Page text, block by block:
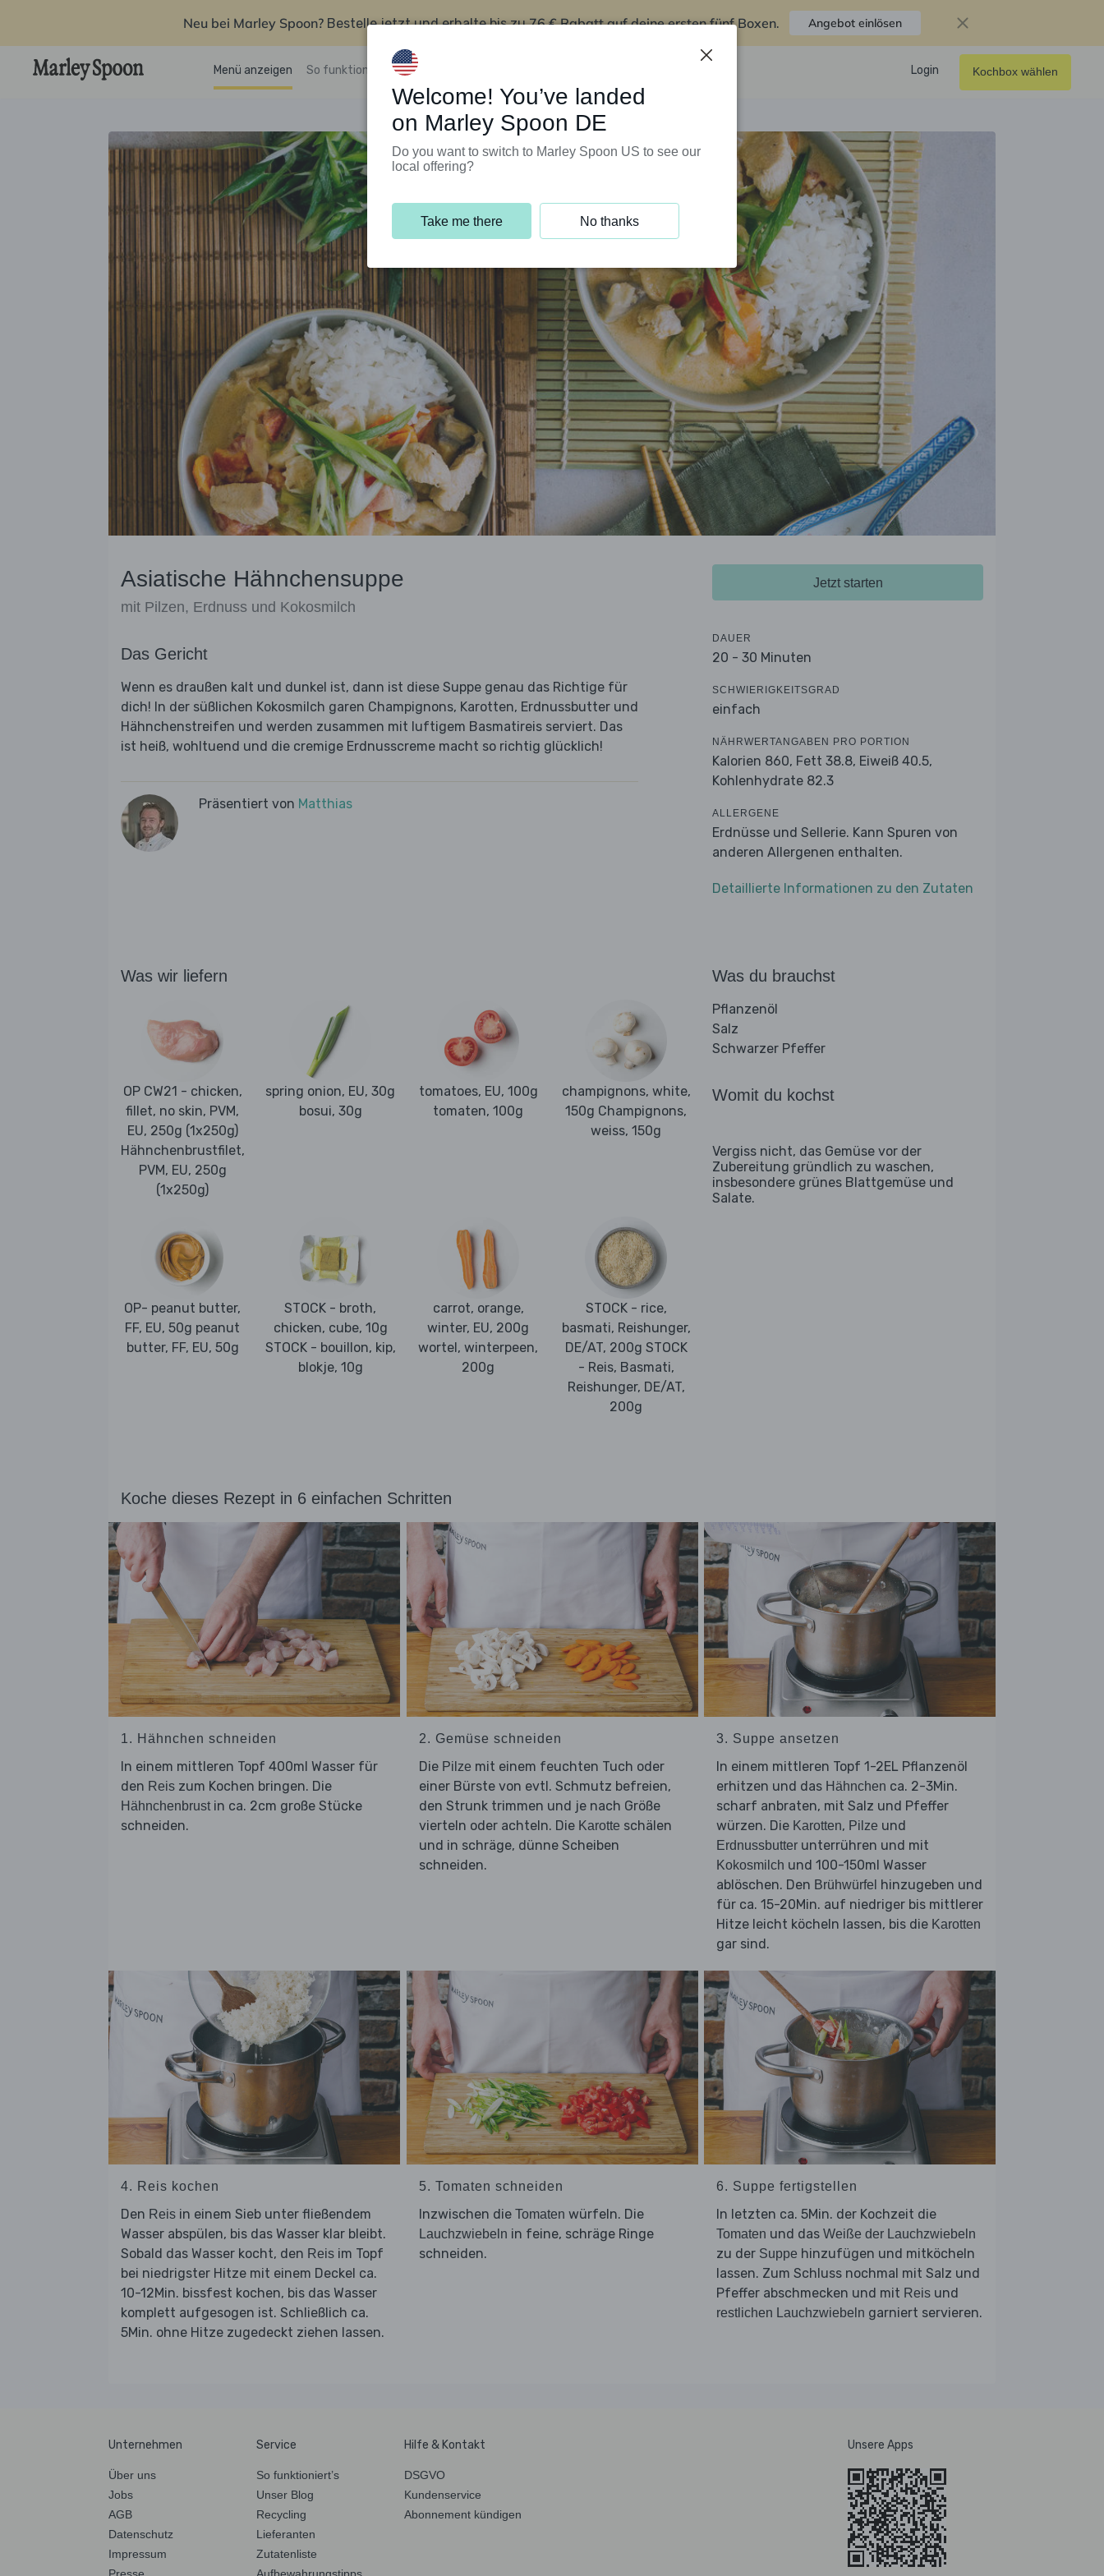
Neu bei Marley Spoon? Bestelle jetzt und erhalte bis zu76 € Rabatt auf deine ersten fünf Boxen. Angebot einlösen
Menü anzeigen So funktioniert’s Kundenservice Login Kochbox wählen
Asiatische Hähnchensuppe
mit Pilzen, Erdnuss und Kokosmilch
Das Gericht
Wenn es draußen kalt und dunkel ist, dann ist diese Suppe genau das Richtige für
dich! In der süßlichen Kokosmilch garen Champignons, Karotten, Erdnussbutter und
Hähnchenstreifen und werden zusammen mit luftigem Basmatireis serviert. Das
ist heiß, wohltuend und die cremige Erdnusscreme macht so richtig glücklich!
Präsentiert von Matthias
Jetzt starten
DAUER
20 - 30 Minuten
SCHWIERIGKEITSGRAD
einfach
NÄHRWERTANGABEN PRO PORTION
Kalorien 860, Fett 38.8, Eiweiß 40.5,
Kohlenhydrate 82.3
ALLERGENE
Erdnüsse und Sellerie. Kann Spuren von
anderen Allergenen enthalten.
Detaillierte Informationen zu den Zutaten
Was wir liefern
OP CW21 - chicken,
fillet, no skin, PVM,
EU, 250g (1x250g)
Hähnchenbrustfilet,
PVM, EU, 250g
(1x250g)
spring onion, EU, 30g
bosui, 30g
tomatoes, EU, 100g
tomaten, 100g
champignons, white,
150g Champignons,
weiss, 150g
OP- peanut butter,
FF, EU, 50g peanut
butter, FF, EU, 50g
STOCK - broth,
chicken, cube, 10g
STOCK - bouillon, kip,
blokje, 10g
carrot, orange,
winter, EU, 200g
wortel, winterpeen,
200g
STOCK - rice,
basmati, Reishunger,
DE/AT, 200g STOCK
- Reis, Basmati,
Reishunger, DE/AT,
200g
Was du brauchst
Pflanzenöl
Salz
Schwarzer Pfeffer
Womit du kochst
Vergiss nicht, das Gemüse vor der
Zubereitung gründlich zu waschen,
insbesondere grünes Blattgemüse und
Salate.
Koche dieses Rezept in 6 einfachen Schritten
1. Hähnchen schneiden
In einem mittleren Topf 400ml Wasser für
den Reis zum Kochen bringen. Die
Hähnchenbrust in ca. 2cm große Stücke
schneiden.
2. Gemüse schneiden
Die Pilze mit einem feuchten Tuch oder
einer Bürste von evtl. Schmutz befreien,
den Strunk trimmen und je nach Größe
vierteln oder achteln. Die Karotte schälen
und in schräge, dünne Scheiben
schneiden.
3. Suppe ansetzen
In einem mittleren Topf 1-2EL Pflanzenöl
erhitzen und das Hähnchen ca. 2-3Min.
scharf anbraten, mit Salz und Pfeffer
würzen. Die Karotten, Pilze und
Erdnussbutter unterrühren und mit
Kokosmilch und 100-150ml Wasser
ablöschen. Den Brühwürfel hinzugeben und
für ca. 15-20Min. auf niedriger bis mittlerer
Hitze leicht köcheln lassen, bis die Karotten
gar sind.
4. Reis kochen
Den Reis in einem Sieb unter fließendem
Wasser abspülen, bis das Wasser klar bleibt.
Sobald das Wasser kocht, den Reis im Topf
bei niedrigster Hitze mit einem Deckel ca.
10-12Min. bissfest kochen, bis das Wasser
komplett aufgesogen ist. Schließlich ca.
5Min. ohne Hitze zugedeckt ziehen lassen.
5. Tomaten schneiden
Inzwischen die Tomaten würfeln. Die
Lauchzwiebeln in feine, schräge Ringe
schneiden.
6. Suppe fertigstellen
In letzten ca. 5Min. der Kochzeit die
Tomaten und das Weiße der Lauchzwiebeln
zu der Suppe hinzufügen und mitköcheln
lassen. Zum Schluss nochmal mit Salz und
Pfeffer abschmecken und mit Reis und
restlichen Lauchzwiebeln garniert servieren.
Unternehmen
Über uns
Jobs
AGB
Datenschutz
Impressum
Service
So funktioniert’s
Unser Blog
Recycling
Lieferanten
Zutatenliste
Hilfe & Kontakt
DSGVO
Kundenservice
Abonnement kündigen
Unsere Apps
Welcome! You’ve landed
on Marley Spoon DE
Do you want to switch to Marley Spoon US to see our
local offering?
Take me there No thanks